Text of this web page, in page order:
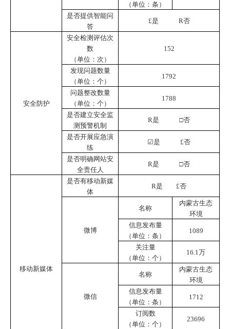
（单位：条）
是否提供智能问
答
£是 R否
安全防护
安全检测评估次
数
（单位：次）
152
发现问题数量
（单位：个）
1792
问题整改数量
（单位：个）
1788
是否建立安全监
测预警机制
R是 □否
是否开展应急演
练
☑是 £否
是否明确网站安
全责任人
R是 □否
移动新媒体
是否有移动新媒
体
R是 £否
微博
名称
内蒙古生态
环境
信息发布量
（单位：条）
1089
关注量
（单位：个）
16.1万
微信
名称
内蒙古生态
环境
信息发布量
（单位：条）
1712
订阅数
（单位：个）
23696